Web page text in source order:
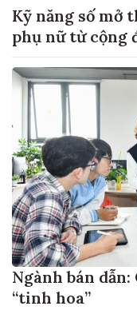
Kỹ năng số mở
phụ nữ từ cộng
Ngành bán
“tinh hoa”